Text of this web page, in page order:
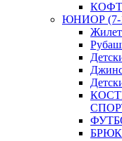
ЮНИОР (7-